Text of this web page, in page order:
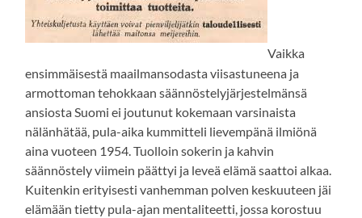
Vaikka
ensimmäisestä maailmansodasta viisastuneena ja
armottoman tehokkaan säännöstelyjärjestelmänsä
ansiosta Suomi ei joutunut kokemaan varsinaista
nälänhätää, pula-aika kummitteli lievempänä ilmiönä
aina vuoteen 1954. Tuolloin sokerin ja kahvin
säännöstely viimein päättyi ja leveä elämä saattoi alkaa.
Kuitenkin erityisesti vanhemman polven keskuuteen jäi
elämään tietty pula-ajan mentaliteetti, jossa korostuu